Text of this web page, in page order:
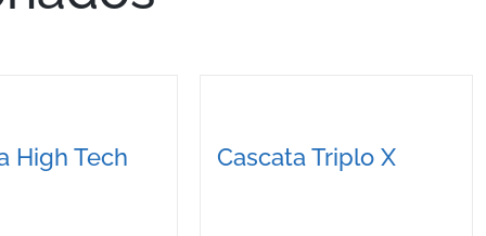
High Tech
Cascata Triplo X